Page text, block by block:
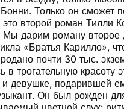
Только он сможет
второй роман Тилли
Мы дарим роману
«Братья Карилло»,
почти 30 тыс.
трогательную красоту
и девушке, подарившей
Он был рожден